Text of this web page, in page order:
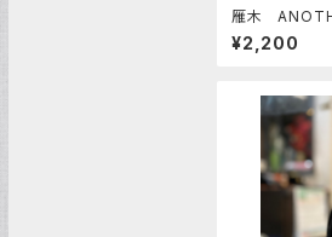
雁木
吟醸 720ｍｌ
¥2,200